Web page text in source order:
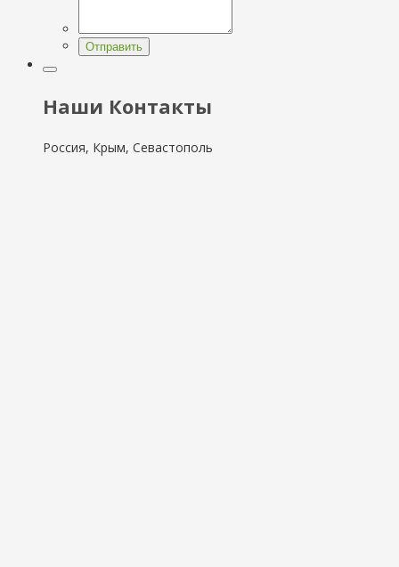
Отправить
Наши Контакты
Россия, Крым, Севастополь